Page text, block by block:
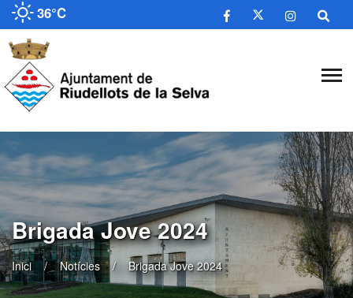
36°C
Brigada Jove 2024
Inici Notícies Brigada Jove 2024